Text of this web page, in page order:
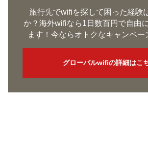
旅行先でwifiを探して困った経験
か？海外wifiなら1日数百円で自由
ます！今ならオトクなキャンペー
グローバルwifiの詳細はこ